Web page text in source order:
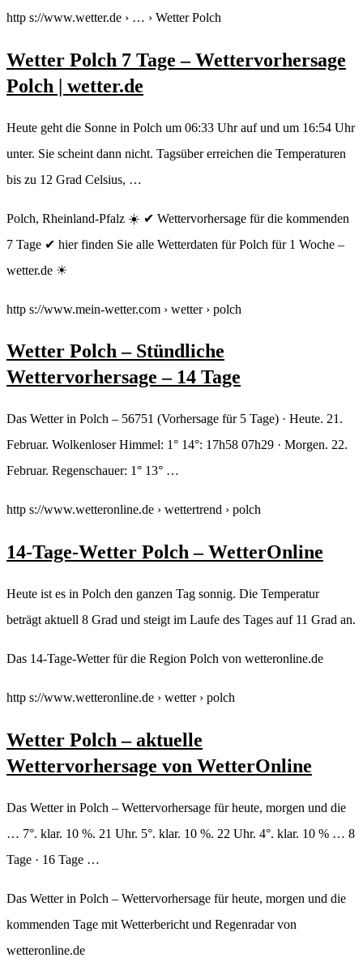
http s://www.wetter.de › … › Wetter Polch
Wetter Polch 7 Tage – Wettervorhersage
Polch | wetter.de
Heute geht die Sonne in Polch um 06:33 Uhr auf und um 16:54 Uhr
unter. Sie scheint dann nicht. Tagsüber erreichen die Temperaturen
bis zu 12 Grad Celsius, …
Polch, Rheinland-Pfalz ☀️ ✔ Wettervorhersage für die kommenden
7 Tage ✔ hier finden Sie alle Wetterdaten für Polch für 1 Woche –
wetter.de ☀
http s://www.mein-wetter.com › wetter › polch
Wetter Polch – Stündliche
Wettervorhersage – 14 Tage
Das Wetter in Polch – 56751 (Vorhersage für 5 Tage) · Heute. 21.
Februar. Wolkenloser Himmel: 1° 14°: 17h58 07h29 · Morgen. 22.
Februar. Regenschauer: 1° 13° …
http s://www.wetteronline.de › wettertrend › polch
14-Tage-Wetter Polch – WetterOnline
Heute ist es in Polch den ganzen Tag sonnig. Die Temperatur
beträgt aktuell 8 Grad und steigt im Laufe des Tages auf 11 Grad an.
Das 14-Tage-Wetter für die Region Polch von wetteronline.de
http s://www.wetteronline.de › wetter › polch
Wetter Polch – aktuelle
Wettervorhersage von WetterOnline
Das Wetter in Polch – Wettervorhersage für heute, morgen und die
… 7°. klar. 10 %. 21 Uhr. 5°. klar. 10 %. 22 Uhr. 4°. klar. 10 % … 8
Tage · 16 Tage …
Das Wetter in Polch – Wettervorhersage für heute, morgen und die
kommenden Tage mit Wetterbericht und Regenradar von
wetteronline.de